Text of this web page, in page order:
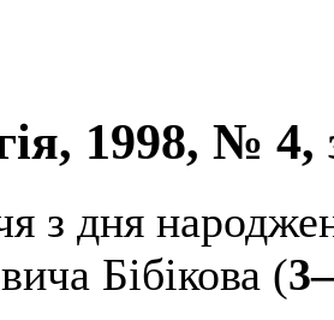
1998, № 4,
з дня
Бібікова (